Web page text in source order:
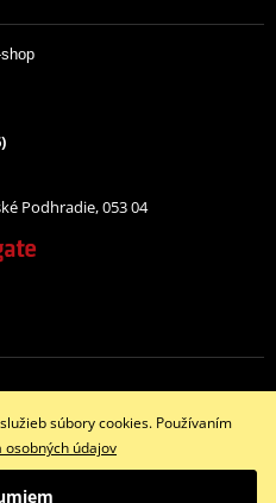
Podhradie, 053 04
súbory cookies. Používaním
osobných údajov